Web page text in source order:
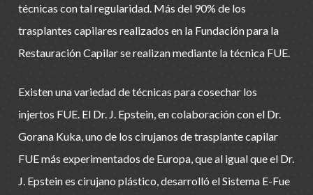
técnicas con tal regularidad. Más del 90% de los
trasplantes capilares realizados en la Fundación para la
Restauración Capilar se realizan mediante la técnica FUE.
Existen una variedad de técnicas para cosechar los
injertos FUE. El Dr. J. Epstein, en colaboración con el Dr.
Gorana Kuka, uno de los cirujanos de trasplante capilar
FUE más experimentados de Europa, que al igual que el Dr.
J. Epstein es cirujano plástico, desarrolló el Sistema E-Fue